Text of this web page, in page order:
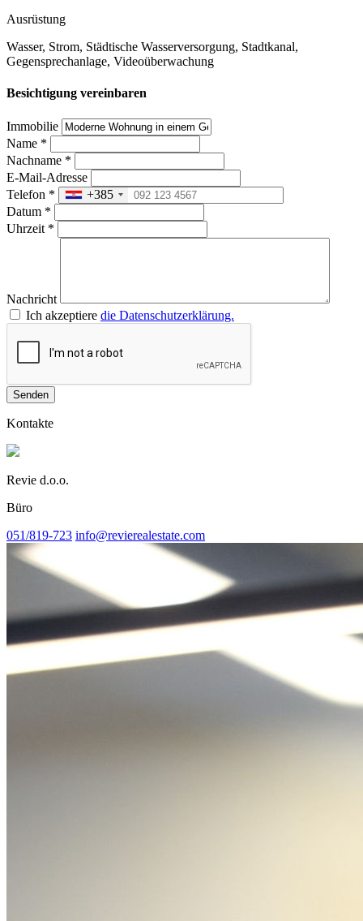
Ausrüstung
Wasser, Strom, Städtische Wasserversorgung, Stadtkanal,
Gegensprechanlage, Videoüberwachung
Besichtigung vereinbaren
Immobilie
Name *
Nachname *
E-Mail-Adresse
Telefon *
+385
Datum *
Uhrzeit *
Nachricht
Ich akzeptiere die Datenschutzerklärung.
Senden
Kontakte
Revie d.o.o.
Büro
051/819-723 info@revierealestate.com